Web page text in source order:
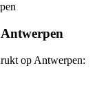
op Antwerpen: